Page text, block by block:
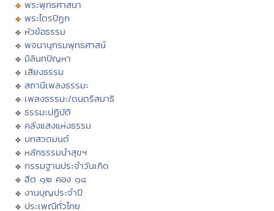
พระพุทธศาสนา
พระไตรปิฏก
หัวข้อธรรม
พจนานุกรมพุทธศาสน์
มิลินทปัญหา
เสียงธรรม
สถานีเพลงธรรมะ
เพลงธรรมะ/ดนตรีสมาธิ
ธรรมะปฏิบัติ
คลังแสงแห่งธรรม
บทสวดมนต์
หลักธรรมนำสุขฯ
กรรมฐานประจำวันเกิด
ฮีต ๑๒ คอง ๑๔
งานบุญประจำปี
ประเพณีทั่วไทย